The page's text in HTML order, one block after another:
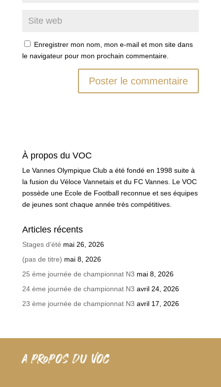
Enregistrer mon nom, mon e-mail et mon site dans
le navigateur pour mon prochain commentaire.
À propos du VOC
Le Vannes Olympique Club a été fondé en 1998 suite à
la fusion du Véloce Vannetais et du FC Vannes. Le VOC
possède une Ecole de Football reconnue et ses équipes
de jeunes sont chaque année très compétitives.
Articles récents
Stages d’été mai 26, 2026
(pas de titre) mai 8, 2026
25 ème journée de championnat N3 mai 8, 2026
24 ème journée de championnat N3 avril 24, 2026
23 ème journée de championnat N3 avril 17, 2026
A PROPOS DU VOC